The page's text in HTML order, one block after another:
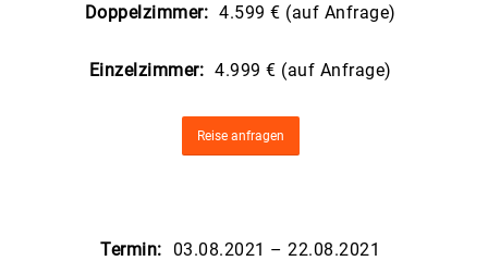
Doppelzimmer: 4.599 € (auf Anfrage)
Einzelzimmer: 4.999 € (auf Anfrage)
Reise anfragen
Termin: 03.08.2021 – 22.08.2021